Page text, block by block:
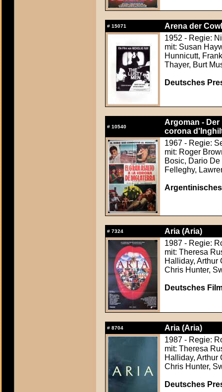
# 15071
Arena der
1952 - Regie:
mit: Susan
Hunnicutt,
Thayer, Burt
Deutsches
# 10540
Argoman -
corona
1967 - Regie:
mit: Roger
Bosic, Dario
Felleghy,
Argentinisches
# 7324
Aria (Aria)
1987 - Regie:
mit: Theresa
Halliday, Arthur
Chris Hunter,
Deutsches
# 8704
Aria (Aria)
1987 - Regie:
mit: Theresa
Halliday, Arthur
Chris Hunter,
Deutsches